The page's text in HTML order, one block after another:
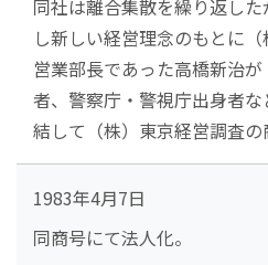
同社は離合集散を繰り返し
し新しい経営理念のもとに
営業部長であった高橋新治
者、警察庁・警視庁出身者
結して（株）東京経営調査の
1983年4月7日
同商号にて法人化。